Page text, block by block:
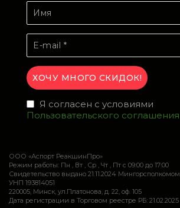
Я согласен с условиями
Пользовательского соглашения
ООО «Аспорт РеакшинПро»
Режим работы: Пн , Вт , Ср , Чт , Пт c 09:00 до 17:00
Свидетельство выдано 21.11.2024 Мингорсполкомом
УНП 193814051
220005, Минск, ул.Платонова, д. 22, оф. 105
Дата регистрации в Торговом реестре РБ: 21.02.2025